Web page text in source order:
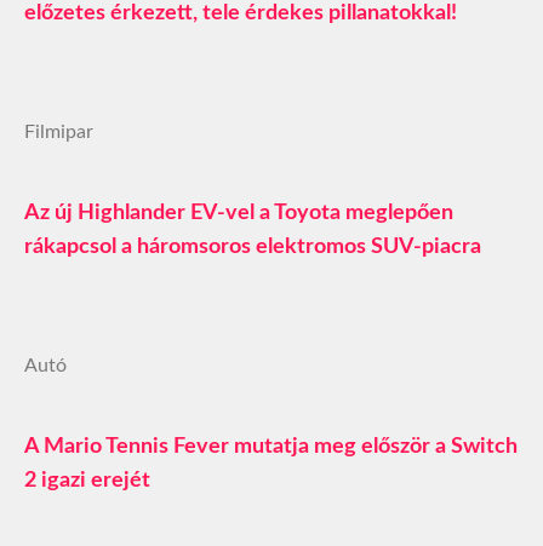
előzetes érkezett, tele érdekes pillanatokkal!
Filmipar
Az új Highlander EV-vel a Toyota meglepően
rákapcsol a háromsoros elektromos SUV‑piacra
Autó
A Mario Tennis Fever mutatja meg először a Switch
2 igazi erejét